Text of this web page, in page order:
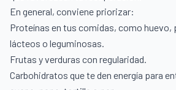
En general, conviene priorizar:
Proteínas en tus comidas, como huevo,
lácteos o leguminosas.
Frutas y verduras con regularidad.
Carbohidratos que te den energía para